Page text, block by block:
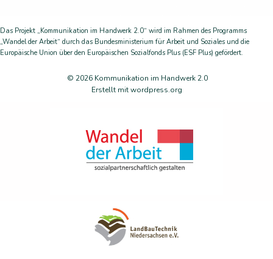
Das Projekt „Kommunikation im Handwerk 2.0“ wird im Rahmen des Programms
„Wandel der Arbeit“ durch das Bundesministerium für Arbeit und Soziales und die
Europäische Union über den Europäischen Sozialfonds Plus (ESF Plus) gefördert.
© 2026 Kommunikation im Handwerk 2.0
Erstellt mit wordpress.org